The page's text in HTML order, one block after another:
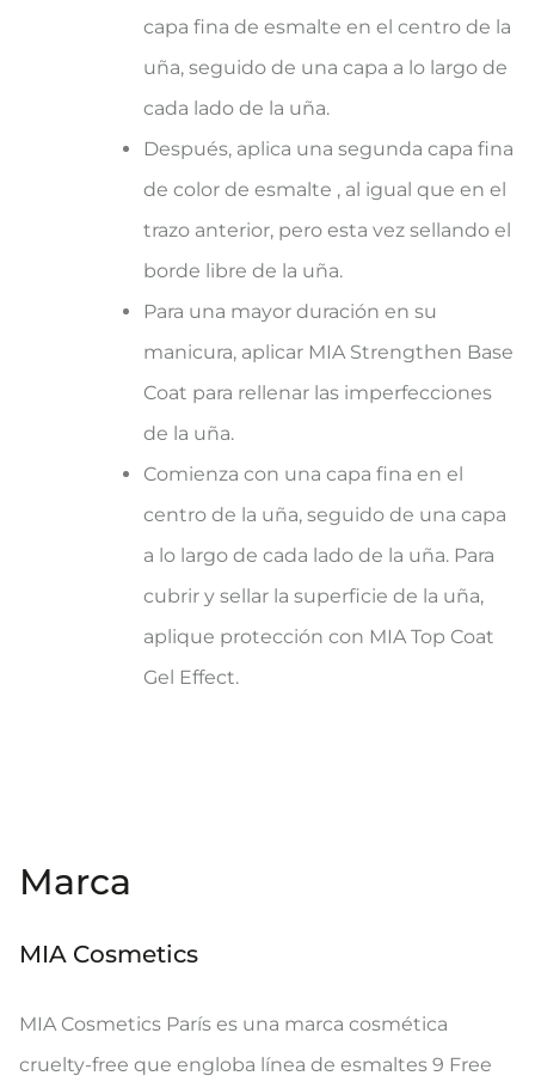
capa fina de esmalte en el centro de la
uña, seguido de una capa a lo largo de
cada lado de la uña.
Después, aplica una segunda capa fina
de color de esmalte , al igual que en el
trazo anterior, pero esta vez sellando el
borde libre de la uña.
Para una mayor duración en su
manicura, aplicar MIA Strengthen Base
Coat para rellenar las imperfecciones
de la uña.
Comienza con una capa fina en el
centro de la uña, seguido de una capa
a lo largo de cada lado de la uña. Para
cubrir y sellar la superficie de la uña,
aplique protección con MIA Top Coat
Gel Effect.
Marca
MIA Cosmetics
MIA Cosmetics París es una marca cosmética
cruelty-free que engloba línea de esmaltes 9 Free